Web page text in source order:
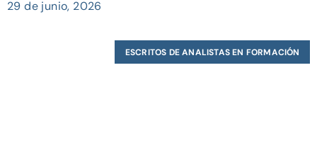
29 de junio, 2026
ESCRITOS DE ANALISTAS EN FORMACIÓN